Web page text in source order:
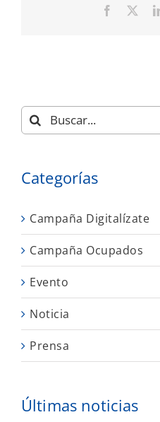
Facebook
Buscar:
Categorías
Campaña Digitalízate
Campaña Ocupados
Evento
Noticia
Prensa
Últimas noticias